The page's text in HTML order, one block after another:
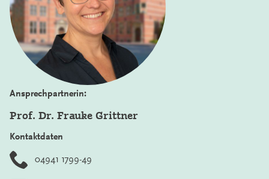
Ansprechpartnerin:
Prof. Dr. Frauke Grittner
Kontaktdaten
04941 1799-49